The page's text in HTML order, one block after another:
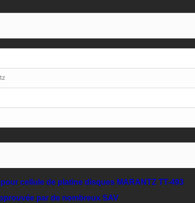
cellule de platine disques MARANTZ TT-493
par de nombreux SAV